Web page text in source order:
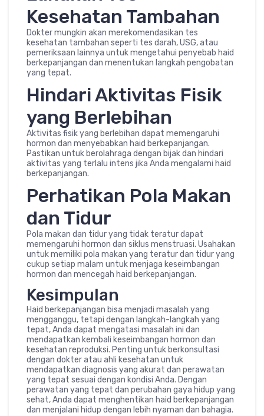
Kesehatan Tambahan
Dokter mungkin akan merekomendasikan tes
kesehatan tambahan seperti tes darah, USG, atau
pemeriksaan lainnya untuk mengetahui penyebab haid
berkepanjangan dan menentukan langkah pengobatan
yang tepat.
Hindari Aktivitas Fisik
yang Berlebihan
Aktivitas fisik yang berlebihan dapat memengaruhi
hormon dan menyebabkan haid berkepanjangan.
Pastikan untuk berolahraga dengan bijak dan hindari
aktivitas yang terlalu intens jika Anda mengalami haid
berkepanjangan.
Perhatikan Pola Makan
dan Tidur
Pola makan dan tidur yang tidak teratur dapat
memengaruhi hormon dan siklus menstruasi. Usahakan
untuk memiliki pola makan yang teratur dan tidur yang
cukup setiap malam untuk menjaga keseimbangan
hormon dan mencegah haid berkepanjangan.
Kesimpulan
Haid berkepanjangan bisa menjadi masalah yang
mengganggu, tetapi dengan langkah-langkah yang
tepat, Anda dapat mengatasi masalah ini dan
mendapatkan kembali keseimbangan hormon dan
kesehatan reproduksi. Penting untuk berkonsultasi
dengan dokter atau ahli kesehatan untuk
mendapatkan diagnosis yang akurat dan perawatan
yang tepat sesuai dengan kondisi Anda. Dengan
perawatan yang tepat dan perubahan gaya hidup yang
sehat, Anda dapat menghentikan haid berkepanjangan
dan menjalani hidup dengan lebih nyaman dan bahagia.